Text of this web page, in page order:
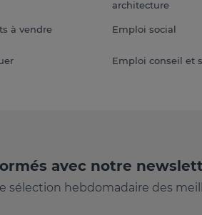
à vendre
architecture
Emploi social
Emploi conseil et
avec notre
sélection hebdomadaire des